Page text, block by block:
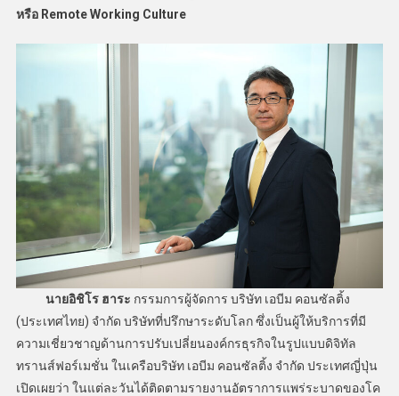
หรือ Remote Working Culture
นายอิชิโร ฮาระ กรรมการผู้จัดการ บริษัท เอบีม คอนซัลติ้ง
(ประเทศไทย) จำกัด บริษัทที่ปรึกษาระดับโลก ซึ่งเป็นผู้ให้บริการที่มี
ความเชี่ยวชาญด้านการปรับเปลี่ยนองค์กรธุรกิจในรูปแบบดิจิทัล
ทรานส์ฟอร์เมชั่น ในเครือบริษัท เอบีม คอนซัลติ้ง จำกัด ประเทศญี่ปุ่น
เปิดเผยว่า ในแต่ละวันได้ติดตามรายงานอัตราการแพร่ระบาดของโค